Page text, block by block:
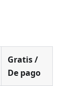
Gratis /
De pago